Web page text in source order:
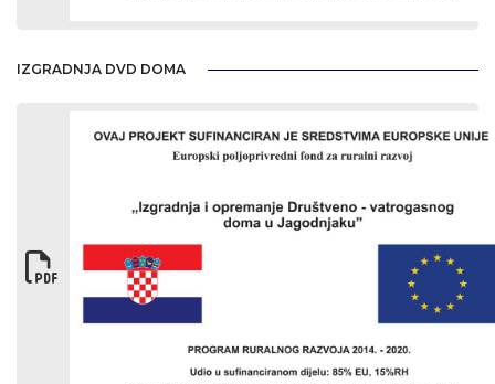
IZGRADNJA DVD DOMA